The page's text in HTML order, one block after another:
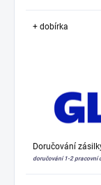
+ dobírka
Doručování
doručování 1-2 pracovní